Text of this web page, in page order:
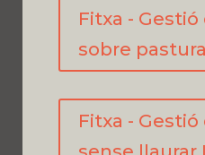
Fitxa -
sobre pastura
Fitxa -